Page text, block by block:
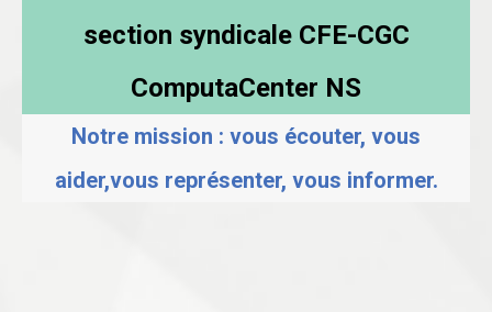
section syndicale CFE-CGC
ComputaCenter NS
Notre mission : vous écouter, vous
aider,vous représenter, vous informer.